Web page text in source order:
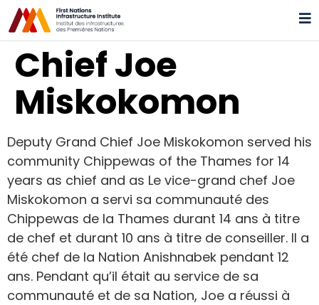
Chief Joe
Miskokomon
Deputy Grand Chief Joe Miskokomon served his
community Chippewas of the Thames for 14
years as chief and as Le vice-grand chef Joe
Miskokomon a servi sa communauté des
Chippewas de la Thames durant 14 ans à titre
de chef et durant 10 ans à titre de conseiller. Il a
été chef de la Nation Anishnabek pendant 12
ans. Pendant qu’il était au service de sa
communauté et de sa Nation, Joe a réussi à